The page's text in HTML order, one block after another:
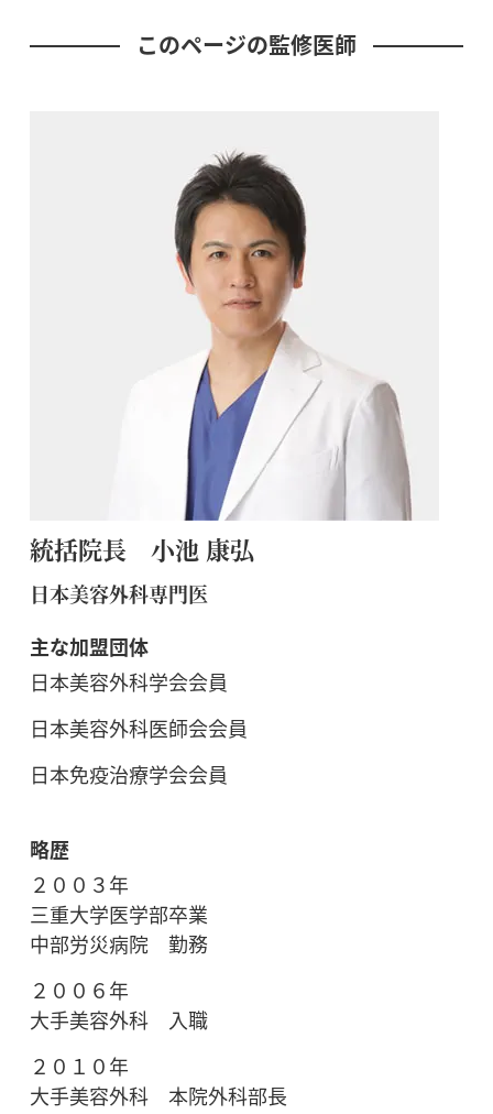
このページの監修医師
統括院長 小池 康弘
日本美容外科専門医
主な加盟団体
日本美容外科学会会員
日本美容外科医師会会員
日本免疫治療学会会員
略歴
２００３年
三重大学医学部卒業
中部労災病院 勤務
２００６年
大手美容外科 入職
２０１０年
大手美容外科 本院外科部長